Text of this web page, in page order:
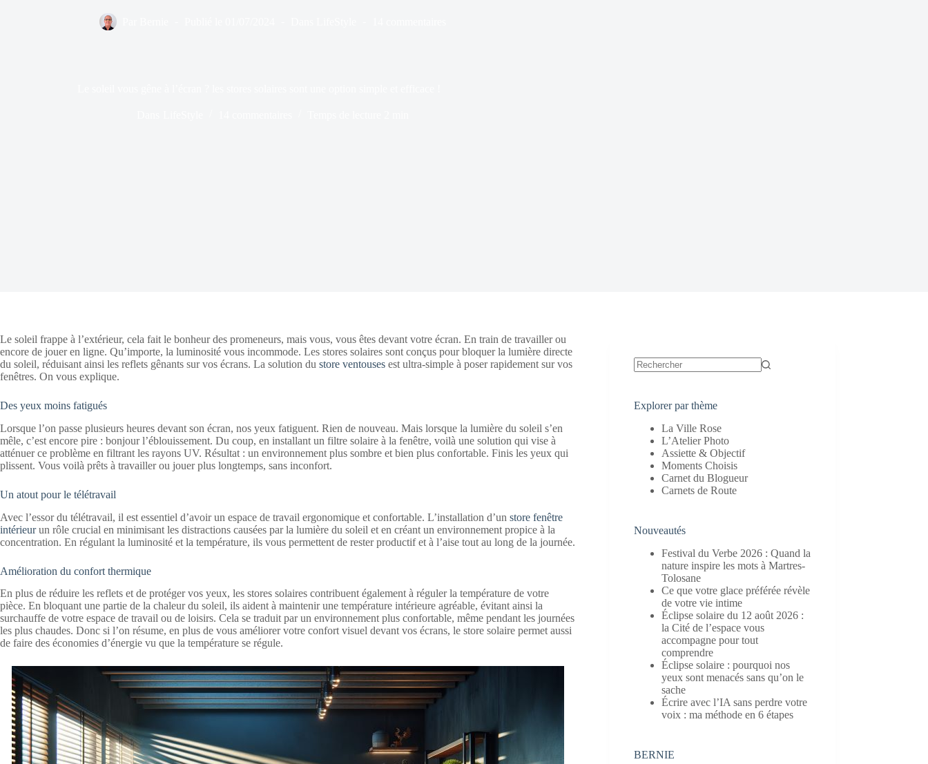
Le soleil frappe à l’extérieur, cela fait le bonheur des promeneurs, mais vous, vous êtes devant votre écran. En train de travailler ou
encore de jouer en ligne. Qu’importe, la luminosité vous incommode. Les stores solaires sont conçus pour bloquer la lumière directe
du soleil, réduisant ainsi les reflets gênants sur vos écrans. La solution du store ventouses est ultra-simple à poser rapidement sur vos
fenêtres. On vous explique.
Des yeux moins fatigués
Lorsque l’on passe plusieurs heures devant son écran, nos yeux fatiguent. Rien de nouveau. Mais lorsque la lumière du soleil s’en
mêle, c’est encore pire : bonjour l’éblouissement. Du coup, en installant un filtre solaire à la fenêtre, voilà une solution qui vise à
atténuer ce problème en filtrant les rayons UV. Résultat : un environnement plus sombre et bien plus confortable. Finis les yeux qui
plissent. Vous voilà prêts à travailler ou jouer plus longtemps, sans inconfort.
Un atout pour le télétravail
Avec l’essor du télétravail, il est essentiel d’avoir un espace de travail ergonomique et confortable. L’installation d’un store fenêtre
intérieurun rôle crucial en minimisant les distractions causées par la lumière du soleil et en créant un environnement propice à la
concentration. En régulant la luminosité et la température, ils vous permettent de rester productif et à l’aise tout au long de la journée.
Amélioration du confort thermique
En plus de réduire les reflets et de protéger vos yeux, les stores solaires contribuent également à réguler la température de votre
pièce. En bloquant une partie de la chaleur du soleil, ils aident à maintenir une température intérieure agréable, évitant ainsi la
surchauffe de votre espace de travail ou de loisirs. Cela se traduit par un environnement plus confortable, même pendant les journées
les plus chaudes. Donc si l’on résume, en plus de vous améliorer votre confort visuel devant vos écrans, le store solaire permet aussi
de faire des économies d’énergie vu que la température se régule.
Explorer par thème
La Ville Rose
L’Atelier Photo
Assiette & Objectif
Moments Choisis
Carnet du Blogueur
Carnets de Route
Nouveautés
Festival du Verbe 2026 : Quand la
nature inspire les mots à Martres-
Tolosane
Ce que votre glace préférée révèle
de votre vie intime
Éclipse solaire du 12 août 2026 :
la Cité de l’espace vous
accompagne pour tout
comprendre
Éclipse solaire : pourquoi nos
yeux sont menacés sans qu’on le
sache
Écrire avec l’IA sans perdre votre
voix : ma méthode en 6 étapes
BERNIE